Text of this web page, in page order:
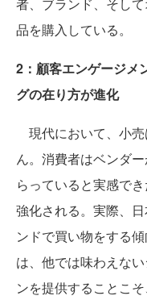
品を購入している。
2：顧客エンゲージメ
グの在り方が進化
現代において、小
ん。消費者はベンダ
らっていると実感で
強化される。実際、
ンドで買い物をする
は、他では味わえな
ンを提供することこ